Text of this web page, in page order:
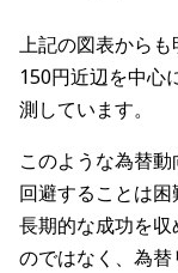
上記の図表から
150円近辺を中心
測しています。
このような為替
回避することは困
長期的な成功を
のではなく、為